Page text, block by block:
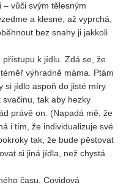
vůči svým tělesným
a klesne, až vyprchá,
bez snahy ji jakkoli
k jídlu. Zdá se, že
výhradně máma. Ptám
si jídlo aspoň do jisté míry
tak aby hezky
právě on. (Napadá mě, že
i tím, že individualizuje své
tak, že bude pěstovat
si jiná jídla, než chystá
času. Covidová